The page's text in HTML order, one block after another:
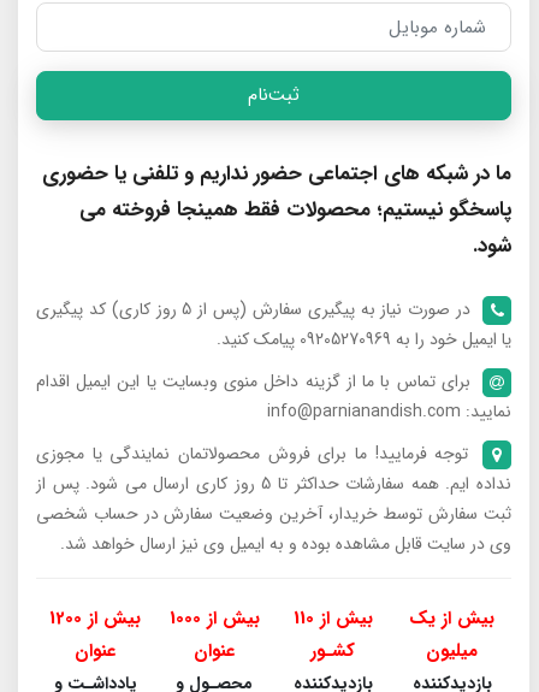
ثبت‌نام
ما در شبکه های اجتماعی حضور نداریم و تلفنی یا حضوری
پاسخگو نیستیم؛ محصولات فقط همینجا فروخته می
شود.
در صورت نیاز به پیگیری سفارش (پس از 5 روز کاری) کد پیگیری
یا ایمیل خود را به 09205270969 پیامک کنید.
برای تماس با ما از گزینه داخل منوی وبسایت یا این ایمیل اقدام
نمایید: info@parnianandish.com
توجه فرمایید! ما برای فروش محصولاتمان نمایندگی یا مجوزی
نداده ایم. همه سفارشات حداکثر تا 5 روز کاری ارسال می شود. پس از
ثبت سفارش توسط خریدار، آخرین وضعیت سفارش در حساب شخصی
وی در سایت قابل مشاهده بوده و به ایمیل وی نیز ارسال خواهد شد.
بیش از یک
میلیون
بازدیدکننده
بیش از 110
کشـور
بازدیدکننده
بیش از 1000
عنوان
محصـول و
بیش از 1200
عنوان
یادداشـت و